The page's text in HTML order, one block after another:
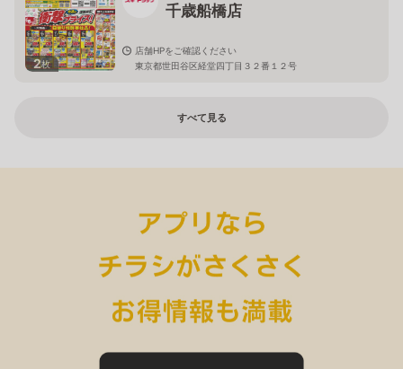
2枚
千歳船橋店
店舗HPをご確認ください
東京都世田谷区経堂四丁目３２番１２号
すべて見る